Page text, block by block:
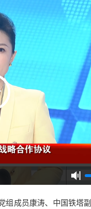
成员康涛、中国铁塔